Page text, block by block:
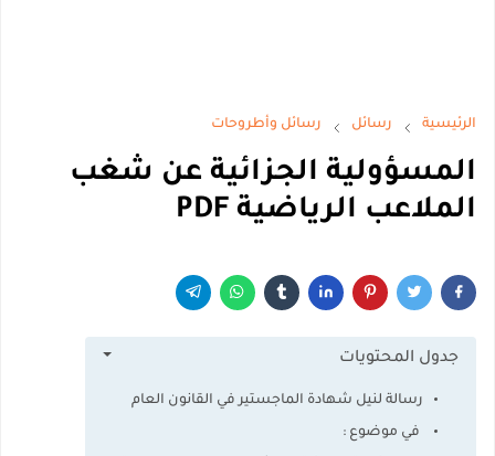
الرئيسية رسائل رسائل وأطروحات
المسؤولية الجزائية عن شغب
الملاعب الرياضية PDF
جدول المحتويات
رسالة لنيل شهادة الماجستير في القانون العام
في موضوع :